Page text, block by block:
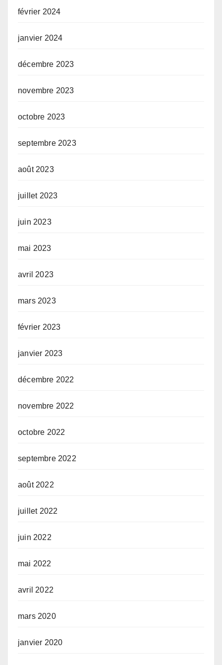
février 2024
janvier 2024
décembre 2023
novembre 2023
octobre 2023
septembre 2023
août 2023
juillet 2023
juin 2023
mai 2023
avril 2023
mars 2023
février 2023
janvier 2023
décembre 2022
novembre 2022
octobre 2022
septembre 2022
août 2022
juillet 2022
juin 2022
mai 2022
avril 2022
mars 2020
janvier 2020